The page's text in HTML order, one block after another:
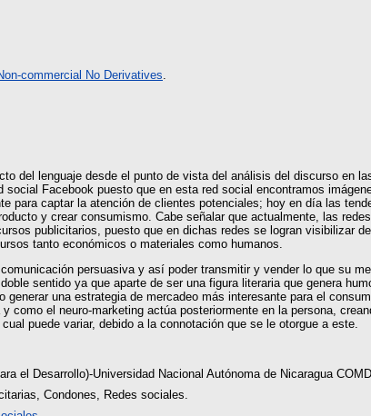
commercial No Derivatives
del lenguaje desde el punto de vista del análisis del discurso en
Facebook puesto que en esta red social encontramos
para captar la atención de clientes potenciales; hoy en día las
y crear consumismo. Cabe señalar que actualmente, las
publicitarios, puesto que en dichas redes se logran visibilizar
tanto económicos o materiales como humanos.
persuasiva y así poder transmitir y vender lo que su
sentido ya que aparte de ser una figura literaria que genera
una estrategia de mercadeo más interesante para el
como el neuro-marketing actúa posteriormente en la persona,
puede variar, debido a la connotación que se le otorgue a este.
el Desarrollo)-Universidad Nacional Autónoma de Nicaragua
Condones, Redes sociales.